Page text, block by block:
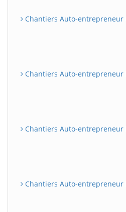
Chantiers Auto-entrepreneur
Chantiers Auto-entrepreneur
Chantiers Auto-entrepreneur
Chantiers Auto-entrepreneur